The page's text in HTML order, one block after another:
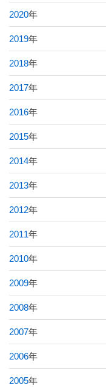
2020年
2019年
2018年
2017年
2016年
2015年
2014年
2013年
2012年
2011年
2010年
2009年
2008年
2007年
2006年
2005年